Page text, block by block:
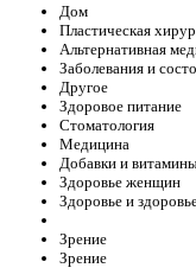
Дом
Пластическая
Альтернативная
Заболевания и
Другое
Здоровое питание
Стоматология
Медицина
Добавки и
Здоровье женщин
Здоровье и
Зрение
Зрение